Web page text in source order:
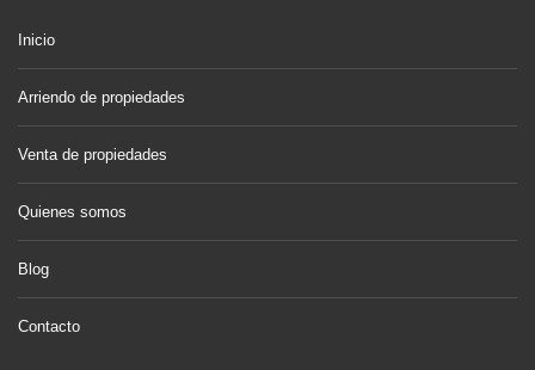
Inicio
Arriendo de propiedades
Venta de propiedades
Quienes somos
Blog
Contacto